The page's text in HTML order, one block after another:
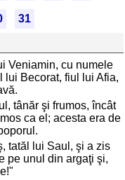
31
Veniamin, cu numele
lui Becorat, fiul lui Afia,
tânăr şi frumos, încât
ca el; acesta era de
tatăl lui Saul, şi a zis
pe unul din argaţi şi,